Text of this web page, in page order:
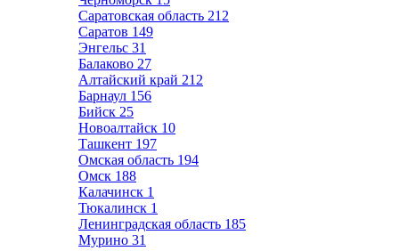
Саратовская область 212
Саратов 149
Энгельс 31
Балаково 27
Алтайский край 212
Барнаул 156
Бийск 25
Новоалтайск 10
Ташкент 197
Омская область 194
Омск 188
Калачинск 1
Тюкалинск 1
Ленинградская область 185
Мурино 31